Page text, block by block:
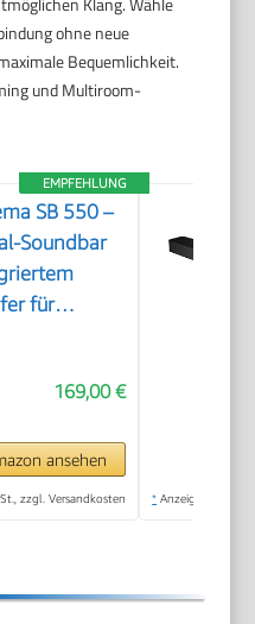
ohne neue
Bequemlichkeit.
und Multiroom-
EMPFEHLUNG
SB 550 –
Soundbar
für
Musik-
und Dolby
169,00 €
ansehen
zzgl. Versandkosten * Anzeige